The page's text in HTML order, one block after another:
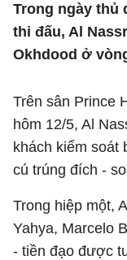
Trong ngày thủ
thi đấu, Al
Okhdood ở
Trên sân Prince
hôm 12/5, Al
khách kiểm soát
cú trúng đích -
Trong hiệp một,
Yahya, Marcelo
- tiền đạo được